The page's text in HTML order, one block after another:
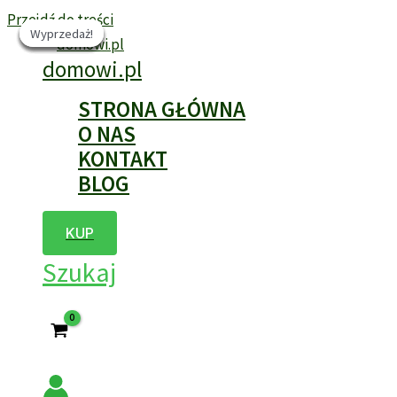
Przejdź do treści
domowi.pl
STRONA GŁÓWNA
O NAS
KONTAKT
BLOG
KUP
Szukaj
Wyprzedaż!
Wyprzedaż!
Wyprzedaż!
Wyprzedaż!
Wyprzedaż!
Wyprzedaż!